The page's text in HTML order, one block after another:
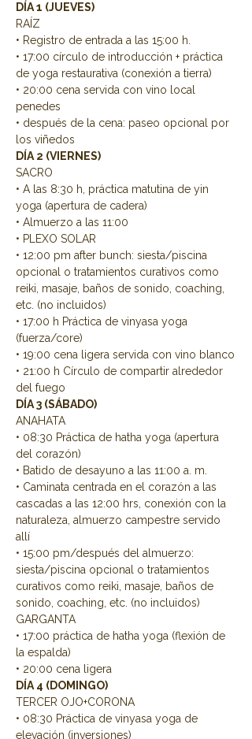
DÍA 1 (JUEVES)
RAÍZ
• Registro de entrada a las 15:00 h.
• 17:00 círculo de introducción + práctica
de yoga restaurativa (conexión a tierra)
• 20:00 cena servida con vino local
penedes
• después de la cena: paseo opcional por
los viñedos
DÍA 2 (VIERNES)
SACRO
• A las 8:30 h, práctica matutina de yin
yoga (apertura de cadera)
• Almuerzo a las 11:00
• PLEXO SOLAR
• 12:00 pm after bunch: siesta/piscina
opcional o tratamientos curativos como
reiki, masaje, baños de sonido, coaching,
etc. (no incluidos)
• 17:00 h Práctica de vinyasa yoga
(fuerza/core)
• 19:00 cena ligera servida con vino blanco
• 21:00 h Círculo de compartir alrededor
del fuego
DÍA 3 (SÁBADO)
ANAHATA
• 08:30 Práctica de hatha yoga (apertura
del corazón)
• Batido de desayuno a las 11:00 a. m.
• Caminata centrada en el corazón a las
cascadas a las 12:00 hrs, conexión con la
naturaleza, almuerzo campestre servido
allí
• 15:00 pm/después del almuerzo:
siesta/piscina opcional o tratamientos
curativos como reiki, masaje, baños de
sonido, coaching, etc. (no incluidos)
GARGANTA
• 17:00 práctica de hatha yoga (flexión de
la espalda)
• 20:00 cena ligera
DÍA 4 (DOMINGO)
TERCER OJO+CORONA
• 08:30 Práctica de vinyasa yoga de
elevación (inversiones)